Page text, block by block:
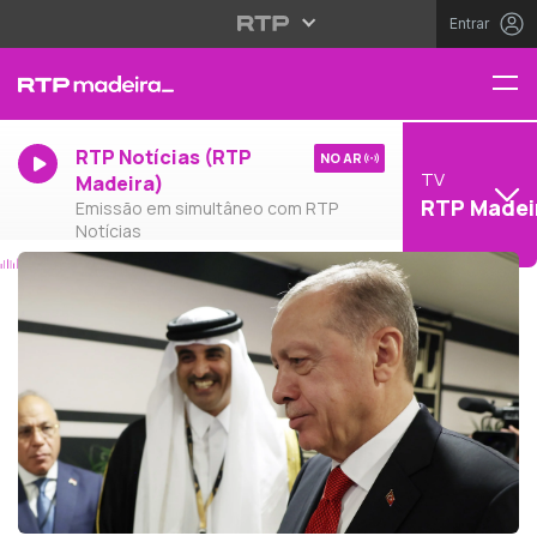
Entrar
RTP Notícias (RTP
Madeira)
Emissão em simultâneo com RTP
Notícias
NO AR
TV
RTP